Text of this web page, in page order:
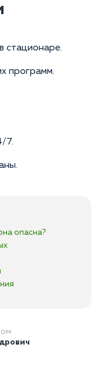
стационаре.
программ.
7.
опасна?